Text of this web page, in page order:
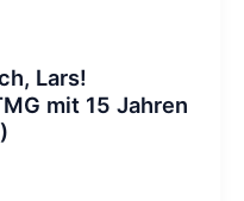
Lars!
mit 15 Jahren